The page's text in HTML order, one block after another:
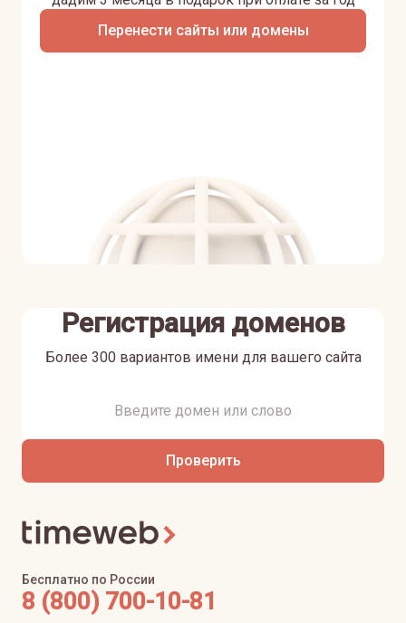
Перенести сайты или домены
Регистрация доменов
Более 300 вариантов имени для вашего сайта
Проверить
Бесплатно по России
8 (800) 700-10-81